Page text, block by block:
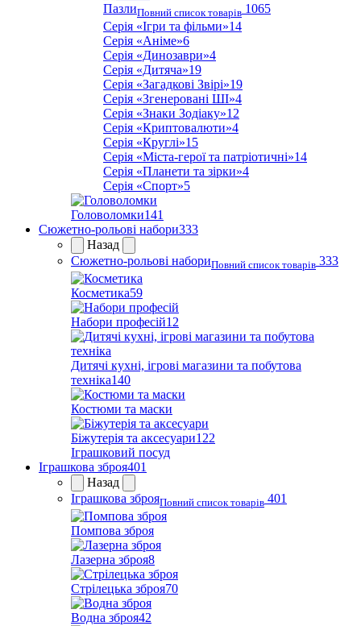
ПазлиПовний список товарів 1065
Серія «Ігри та фільми»14
Серія «Аніме»6
Серія «Динозаври»4
Серія «Дитяча»19
Серія «Загадкові Звірі»19
Серія «Згенеровані ШІ»4
Серія «Знаки Зодіаку»12
Серія «Криптовалюти»4
Серія «Круглі»15
Серія «Міста-герої та патріотичні»14
Серія «Планети та зірки»4
Серія «Спорт»5
Головоломки141
Сюжетно-рольові набори333
Назад
Сюжетно-рольові набориПовний список товарів 333
Косметика59
Набори професій12
Дитячі кухні, ігрові магазини та побутова
техніка140
Костюми та маски
Біжутерія та аксесуари122
Іграшковий посуд
Іграшкова зброя401
Назад
Іграшкова зброяПовний список товарів 401
Помпова зброя
Лазерна зброя8
Стрілецька зброя70
Водна зброя42